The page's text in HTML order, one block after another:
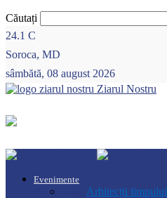
Căutați
24.1 C
Soroca, MD
sâmbătă, 08 august 2026
Ziarul Nostru
Evenimente
Arhitecții timpului